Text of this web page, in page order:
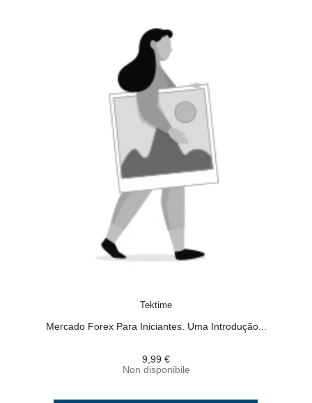
Tektime
Mercado Forex Para Iniciantes. Uma Introdução...
9,99 €
Non disponibile